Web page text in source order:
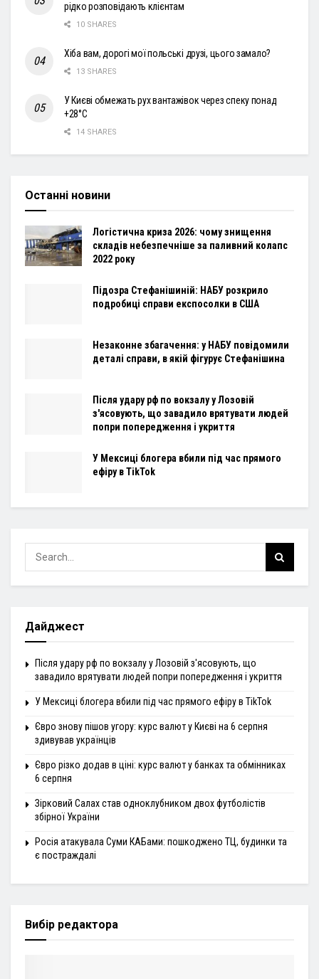
рідко розповідають клієнтам
10 SHARES
Хіба вам, дорогі мої польські друзі, цього замало?
13 SHARES
У Києві обмежать рух вантажівок через спеку понад
+28°С
14 SHARES
Останні новини
Логістична криза 2026: чому знищення
складів небезпечніше за паливний колапс
2022 року
Підозра Стефанішиній: НАБУ розкрило
подробиці справи експосолки в США
Незаконне збагачення: у НАБУ повідомили
деталі справи, в якій фігурує Стефанішина
Після удару рф по вокзалу у Лозовій
з'ясовують, що завадило врятувати людей
попри попередження і укриття
У Мексиці блогера вбили під час прямого
ефіру в TikTok
Дайджест
Після удару рф по вокзалу у Лозовій з'ясовують, що
завадило врятувати людей попри попередження і укриття
У Мексиці блогера вбили під час прямого ефіру в TikTok
Євро знову пішов угору: курс валют у Києві на 6 серпня
здивував українців
Євро різко додав в ціні: курс валют у банках та обмінниках
6 серпня
Зірковий Салах став одноклубником двох футболістів
збірної України
Росія атакувала Суми КАБами: пошкоджено ТЦ, будинки та
є постраждалі
Вибір редактора